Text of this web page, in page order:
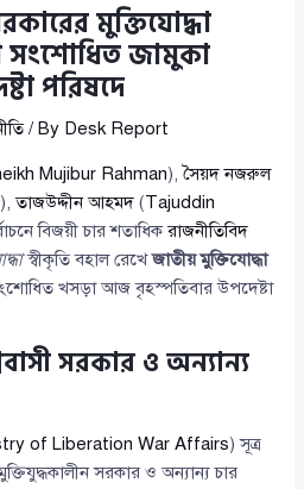
মুক্তিযোদ্ধা
সংশোধিত জামুকা
পরিষদে
/ By Desk Report
Mujibur Rahman),সৈয়দ নজরুল
),তাজউদ্দীন আহমদ (Tajuddin
বিজয়ী চার শতাধিকরাজনীতিবিদ
স্বীকৃতি বহাল রেখেজাতীয় মুক্তিযোদ্ধা
খসড়া আজ বৃহস্পতিবার উপদেষ্টা
সরকার ও অন্যান্য
of Liberation War Affairs) সূত্র
সরকার ও অন্যান্য চার